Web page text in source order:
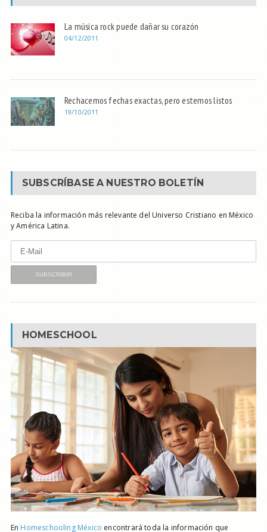
La música rock puede dañar su corazón
04/12/2011
Rechacemos fechas exactas, pero estemos listos
19/10/2011
SUBSCRÍBASE A NUESTRO BOLETÍN
Reciba la información más relevante del Universo Cristiano en México
y América Latina.
HOMESCHOOL
En Homeschooling México encontrará toda la información que